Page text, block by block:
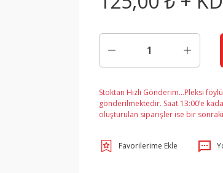
Stoktan Hızlı Gönderim…Pleksi
gönderilmektedir. Saat 13:00’e
oluşturulan siparişler ise bir sonraki